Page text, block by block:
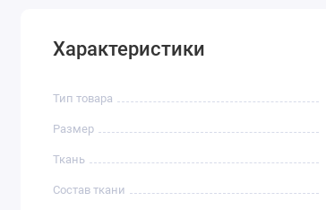
Характеристики
Тип товара
Размер
Ткань
Состав ткани